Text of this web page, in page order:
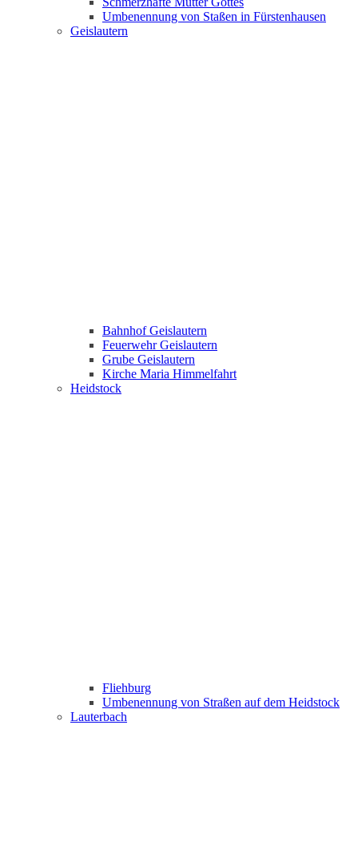
Umbenennung von Staßen in Fürstenhausen
Geislautern
Bahnhof Geislautern
Feuerwehr Geislautern
Grube Geislautern
Kirche Maria Himmelfahrt
Heidstock
Fliehburg
Umbenennung von Straßen auf dem Heidstock
Lauterbach